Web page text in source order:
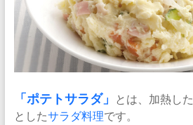
「 ポテトサラダ」 とは、加熱した
としたサラダ料理です。